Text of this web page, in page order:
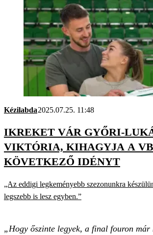
Kézilabda2025.07.25. 11:48
IKREKET VÁR GYŐRI-
VIKTÓRIA, KIHAGYJA A
KÖVETKEZŐ IDÉNYT
„Az eddigi legkeményebb szezonunkra
legszebb is lesz egyben.”
„Hogy őszinte legyek, a final fouron